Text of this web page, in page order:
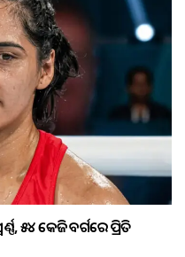
୫୪ କେଜି ବର୍ଗରେ ପ୍ରିତି